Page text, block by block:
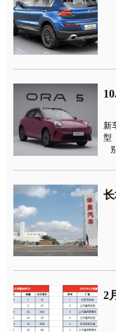
新
型